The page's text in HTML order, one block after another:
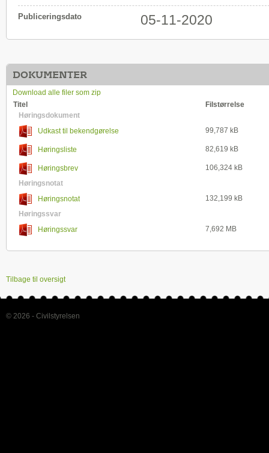
Publiceringsdato 05-11-2020
DOKUMENTER
Download alle filer som zip
Titel
Filstørrelse
Høringsdokument
Udkast til bekendgørelse
99,787 kB
Høringsliste 82,619 kB
Høringsbrev
106,324 kB
Høringsnotat
Høringsnotat
132,199 kB
Høringssvar
Høringssvar
7,692 MB
Tilbage til oversigt
© 2026 - Civilstyrelsen